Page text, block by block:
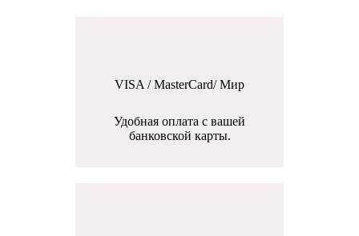
VISA / MasterCard/ Мир
Удобная оплата с вашей
банковской карты.